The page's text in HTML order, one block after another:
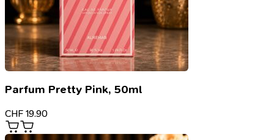
Parfum Pretty Pink, 50ml
CHF 19.90